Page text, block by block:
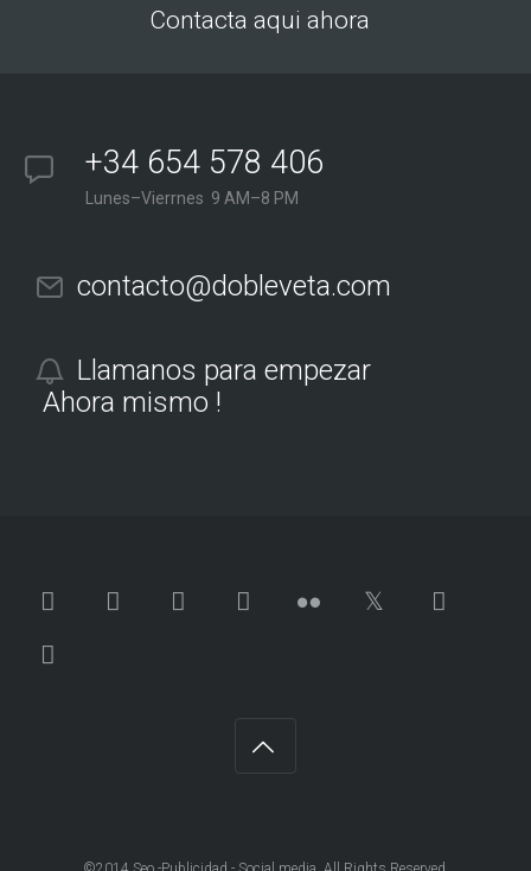
Contacta aqui ahora
+34 654 578 406
Lunes–Vierrnes 9 AM–8 PM
contacto@dobleveta.com
Llamanos para empezar
Ahora mismo !